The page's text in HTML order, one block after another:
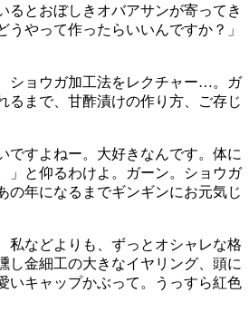
とおぼしきオバアサンが寄ってき
うやって作ったらいいんですか？」
ショウガ加工法をレクチャー…。ガ
るまで、甘酢漬けの作り方、ご存じ
すよねー。大好きなんです。体に
」と仰るわけよ。ガーン。ショウガ
の年になるまでギンギンにお元気じ
などよりも、ずっとオシャレな格
し金細工の大きなイヤリング、頭に
いキャップかぶって。うっすら紅色